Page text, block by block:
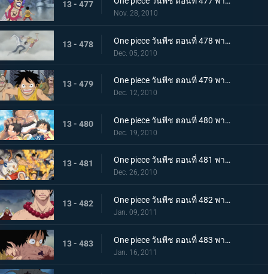
13 - 477
Nov. 28, 2010
13 - 478 One piece วันพีช ตอนที่ 478 พากย์ไทย เพื่อคำสัญญา!! การปะทะของ ลูฟี่ กับ โคบี้
Dec. 05, 2010
13 - 479 One piece วันพีช ตอนที่ 479 พากย์ไทย แท่นประหารอยู่แค่เอื้อม! ทางไปหาเอสเปิดออกแล้ว!!
Dec. 12, 2010
13 - 480 One piece วันพีช ตอนที่ 480 พากย์ไทย บนเส้นทางที่แตกต่างกัน! ลูฟี่ ปะทะ การ์ป
Dec. 19, 2010
13 - 481 One piece วันพีช ตอนที่ 481 พากย์ไทย ช่วยเอสสำเร็จ!!! คำสั่งสุดท้ายของหนวดขาว!
Dec. 26, 2010
13 - 482 One piece วันพีช ตอนที่ 482 พากย์ไทย พลังที่แผดเผาได้แม้แต่ไฟ การไล่ล่าอย่างโหดเหี้ยมของอาคาอินุ
Jan. 09, 2011
13 - 483 One piece วันพีช ตอนที่ 483 พากย์ไทย ตามหาคำตอบ เอสหมัดอัคคีตายในสนามรบ
Jan. 16, 2011